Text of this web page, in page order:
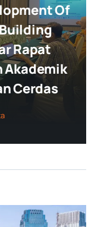
Of
Rapat
Akademik
Cerdas